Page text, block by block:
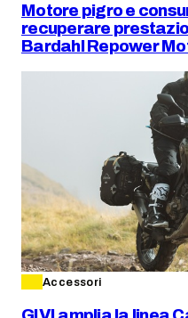
Motore pigro e
recuperare
Bardahl Repower
Accessori